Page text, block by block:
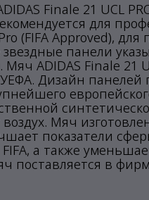
Finale 21 UCL
для
(FIFA Approved),
панели
Мяч ADIDAS Finale 21
Дизайн панелей
Мяч
показатели
а также
поставляется в